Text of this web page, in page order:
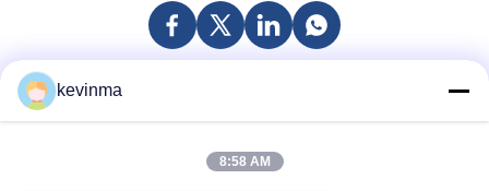
kevinma
8:58 AM